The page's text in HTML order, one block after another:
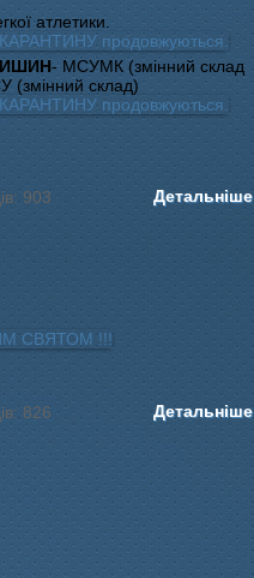
атлетики.
- МСУМК (змінний склад
(змінний склад)
903 Детальніше
826 Детальніше